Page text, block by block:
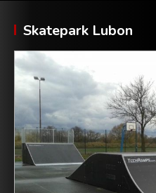
Skatepark Lubon